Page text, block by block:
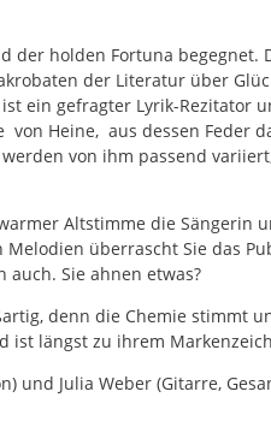
der holden Fortuna begegnet.
der Literatur über
ein gefragter Lyrik-Rezitator
Heine, aus dessen Feder
von ihm passend
Altstimme die Sängerin
überrascht Sie das
Sie ahnen etwas?
denn die Chemie stimmt
ist längst zu ihrem
und Julia Weber (Gitarre,